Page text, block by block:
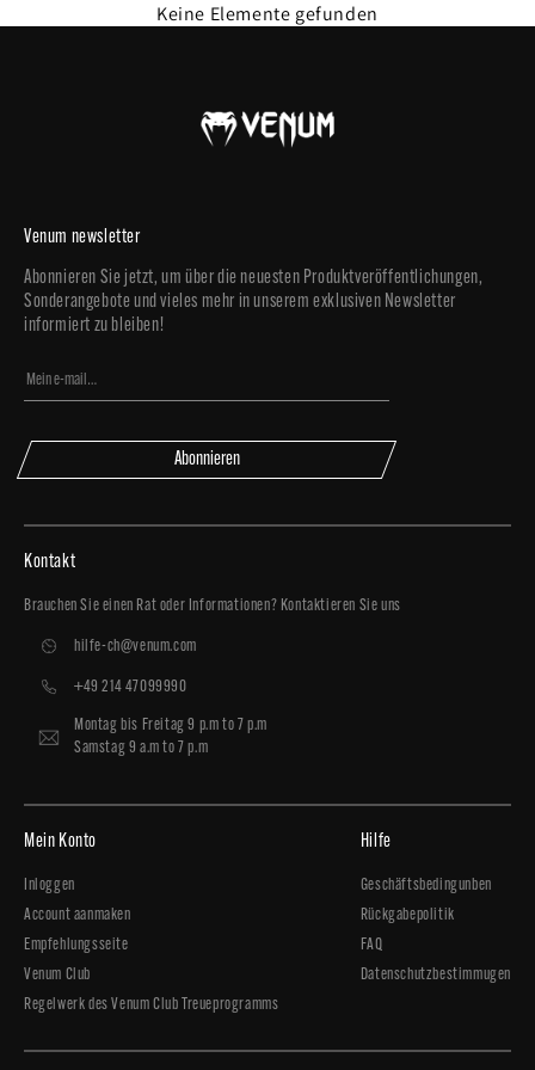
Keine Elemente gefunden
Venum newsletter
Abonnieren Sie jetzt, um über die neuesten Produktveröffentlichungen,
Sonderangebote und vieles mehr in unserem exklusiven Newsletter
informiert zu bleiben!
Abonnieren
Kontakt
Brauchen Sie einen Rat oder Informationen? Kontaktieren Sie uns
hilfe-ch@venum.com
+49 214 47099990
Montag bis Freitag 9 p.m to 7 p.m
Samstag 9 a.m to 7 p.m
Mein Konto
Inloggen
Account aanmaken
Empfehlungsseite
Venum Club
Regelwerk des Venum Club Treueprogramms
Hilfe
Geschäftsbedingunben
Rückgabepolitik
FAQ
Datenschutzbestimmugen